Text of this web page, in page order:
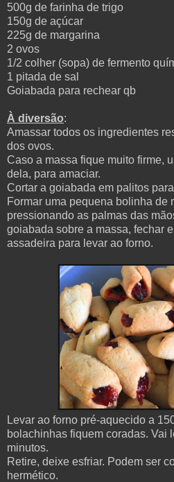
500g de farinha de trigo
150g de açúcar
225g de margarina
2 ovos
1/2 colher (sopa) de fermento
1 pitada de sal
Goiabada para rechear qb
À diversão:
Amassar todos os ingredientes
dos ovos.
Caso a massa fique muito firme,
dela, para amaciar.
Cortar a goiabada em palitos
Formar uma pequena bolinha de
pressionando as palmas das
goiabada sobre a massa, fechar
assadeira para levar ao forno.
Levar ao forno pré-aquecido a
bolachinhas fiquem coradas. Vai
minutos.
Retire, deixe esfriar. Podem ser
hermético.